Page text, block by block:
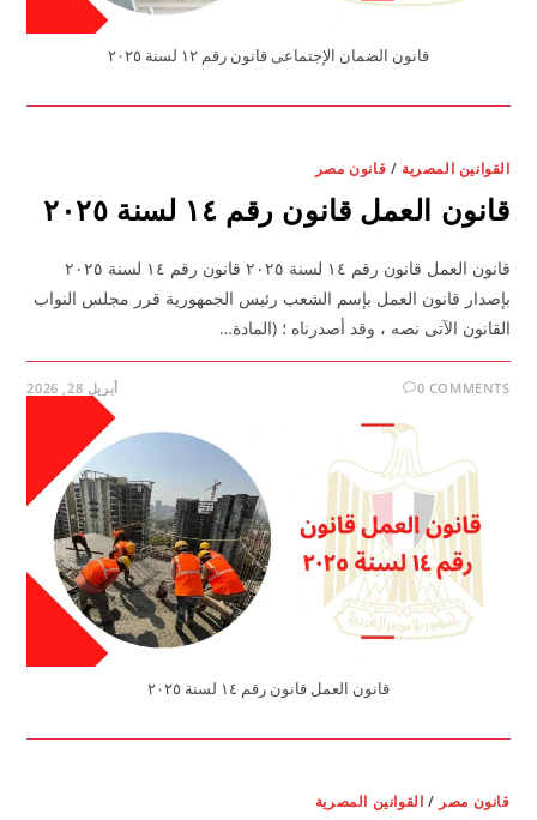
قانون الضمان الإجتماعى قانون رقم ١٢ لسنة ٢٠٢٥
القوانين المصرية / قانون مصر
قانون العمل قانون رقم ١٤ لسنة ٢٠٢٥
قانون العمل قانون رقم ١٤ لسنة ٢٠٢٥ قانون رقم ١٤ لسنة ٢٠٢٥
بإصدار قانون العمل بإسم الشعب رئيس الجمهورية قرر مجلس النواب
القانون الآتى نصه ، وقد أصدرناه ؛ (المادة…
0 COMMENTS أبريل 28, 2026
قانون العمل قانون رقم ١٤ لسنة ٢٠٢٥
قانون مصر / القوانين المصرية